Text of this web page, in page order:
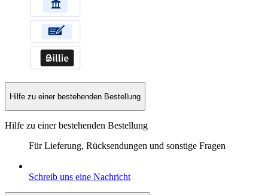
Hilfe zu einer bestehenden Bestellung
Hilfe zu einer bestehenden Bestellung
Für Lieferung, Rücksendungen und sonstige Fragen
Schreib uns eine Nachricht